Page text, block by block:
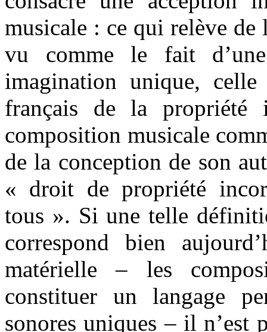
musicale : ce qui relève
vu comme le fait d’une
imagination unique,
français de la propriété
composition musicale
de la conception de son
« droit de propriété
tous ». Si une telle
correspond bien
matérielle – les
constituer un langage
sonores uniques – il n’est